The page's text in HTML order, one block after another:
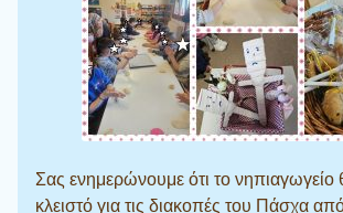
Σας ενημερώνουμε ότι το νηπιαγωγείο
κλειστό για τις διακοπές του Πάσχα